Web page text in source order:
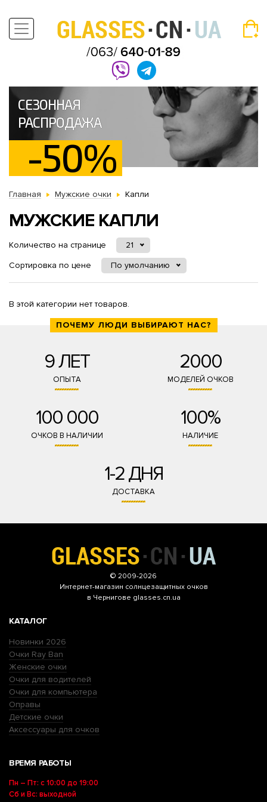
СЕЗОННАЯ
РАСПРОДАЖА
-50%
Главная Мужские очки Капли
МУЖСКИЕ КАПЛИ
Количество на странице
21
Сортировка по цене
По умолчанию
В этой категории нет товаров.
ПОЧЕМУ ЛЮДИ ВЫБИРАЮТ НАС?
9 ЛЕТ
ОПЫТА
2000
МОДЕЛЕЙ ОЧКОВ
100 000
ОЧКОВ В НАЛИЧИИ
100%
НАЛИЧИЕ
1-2 ДНЯ
ДОСТАВКА
© 2009-2026
Интернет-магазин солнцезащитных очков
в Чернигове glasses.cn.ua
КАТАЛОГ
Новинки 2026
Очки Ray Ban
Женские очки
Очки для водителей
Очки для компьютера
Оправы
Детские очки
Аксессуары для очков
ВРЕМЯ РАБОТЫ
Пн – Пт: с 10:00 до 19:00
Сб и Вс: выходной